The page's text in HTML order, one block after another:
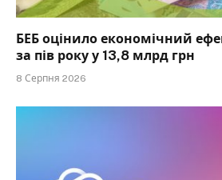
БЕБ оцінило економічний
за пів року у 13,8 млрд грн
8 Серпня 2026